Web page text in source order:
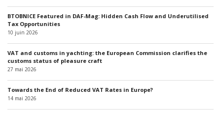
BTOBNICE Featured in DAF-Mag: Hidden Cash Flow and Underutilised
Tax Opportunities
10 juin 2026
VAT and customs in yachting: the European Commission clarifies the
customs status of pleasure craft
27 mai 2026
Towards the End of Reduced VAT Rates in Europe?
14 mai 2026